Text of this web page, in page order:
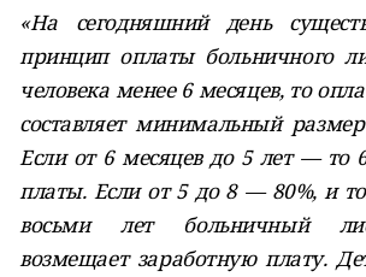
«На сегодняшний день
принцип оплаты больничного
человека менее 6 месяцев, то
составляет минимальный
Если от 6 месяцев до 5 лет — то
платы. Если от 5 до 8 — 80%, и
восьми лет больничный
возмещает заработную плату.